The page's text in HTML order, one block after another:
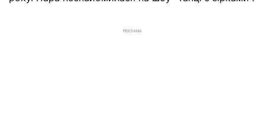
РЕКЛАМА